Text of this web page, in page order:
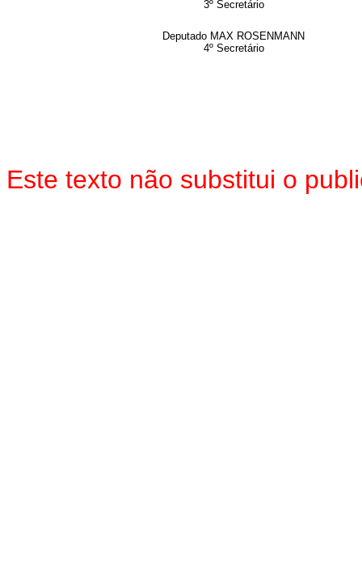
3º Secretário
Deputado MAX ROSENMANN
4º Secretário
Este texto não substitui o